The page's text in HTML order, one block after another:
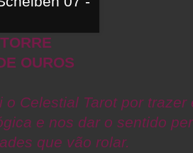
A
OUROS
o Celestial Tarot por
e nos dar o sentido
que vão rolar.